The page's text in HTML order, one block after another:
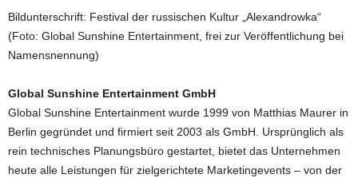
Bildunterschrift: Festival der russischen Kultur „Alexandrowka“
(Foto: Global Sunshine Entertainment, frei zur Veröffentlichung bei
Namensnennung)
Global Sunshine Entertainment GmbH
Global Sunshine Entertainment wurde 1999 von Matthias Maurer in
Berlin gegründet und firmiert seit 2003 als GmbH. Ursprünglich als
rein technisches Planungsbüro gestartet, bietet das Unternehmen
heute alle Leistungen für zielgerichtete Marketingevents – von der